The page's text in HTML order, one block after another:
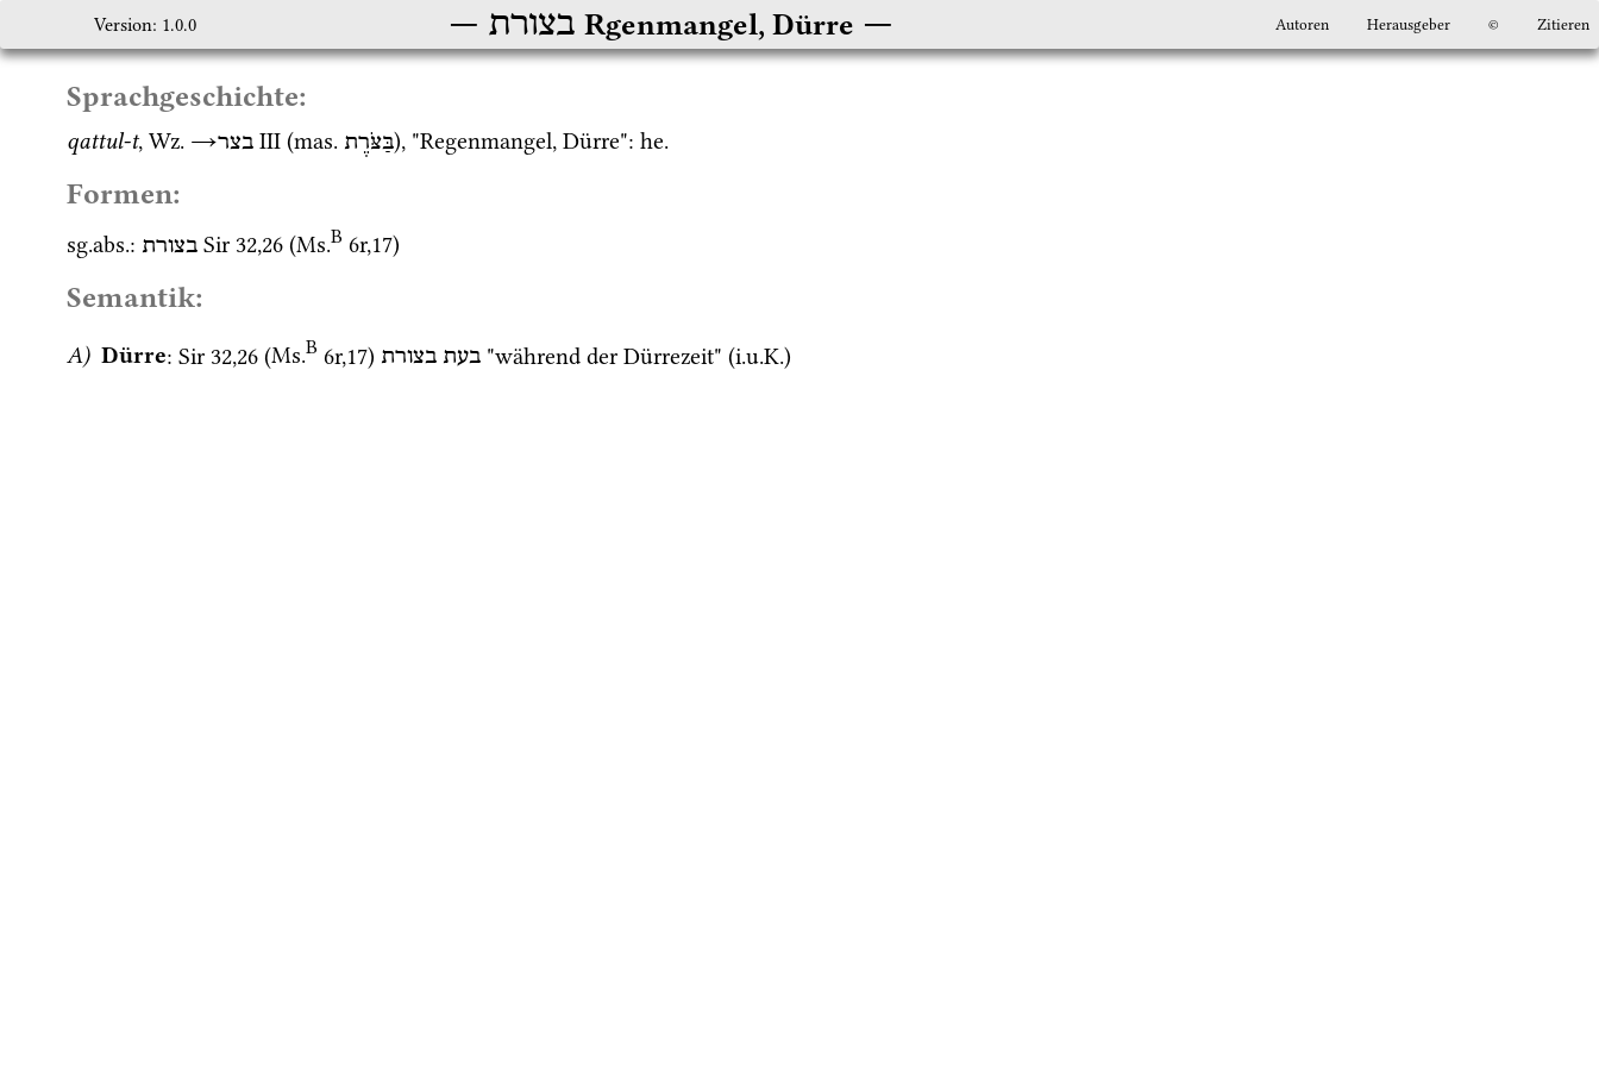
בצורת Rgenmangel, Dürre
Version: 1.0.0 Autoren Herausgeber © Zitieren
Sprachgeschichte:
qattul-t, Wz. →בצר ‎ III (mas. בַּצֹּרֶת), "Regenmangel, Dürre": he.
Formen:
sg.abs.: בצורת Sir 32,26 (Ms.B 6r,17)
Semantik:
A) Dürre: Sir 32,26 (Ms.B 6r,17) בעת בצורת "während der Dürrezeit" (i.u.K.)